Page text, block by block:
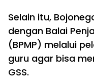
Selain itu,
dengan Balai
(BPMP) melalui
guru agar bisa
GSS.